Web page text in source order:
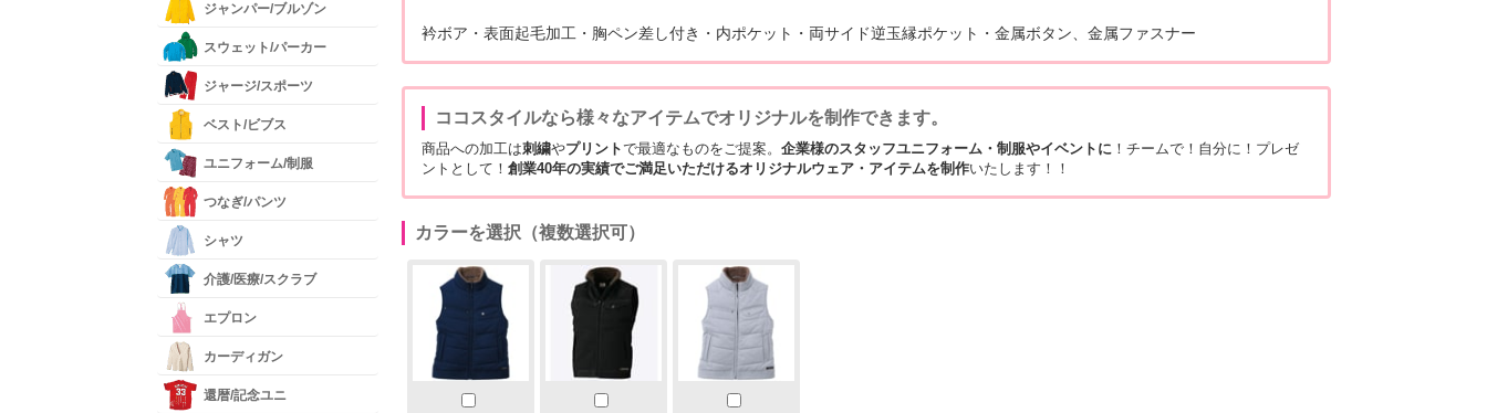
衿ボア・表面起毛加工・胸ペン差し付き・内ポケット・両サイド逆玉縁ポケット・金属ボタン、金属ファスナー
ココスタイルなら様々なアイテムでオリジナルを制作できます。
商品への加工は刺繍やプリントで最適なものをご提案。 企業様のスタッフユニフォーム・制服やイベントに！チームで！自分に！プレゼ
ントとして！ 創業40年の実績でご満足いただけるオリジナルウェア・アイテムを制作いたします！！
カラーを選択（複数選択可）
ジャンパー/ブルゾン
スウェット/パーカー
ジャージ/スポーツ
ベスト/ビブス
ユニフォーム/制服
つなぎ/パンツ
シャツ
介護/医療/スクラブ
エプロン
カーディガン
還暦/記念ユニ